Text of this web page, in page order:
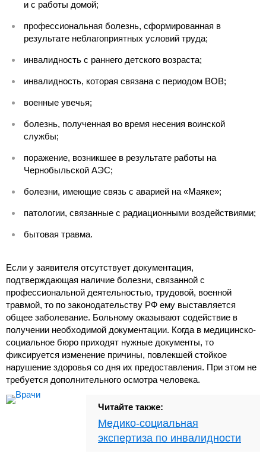
и с работы домой;
профессиональная болезнь, сформированная в
результате неблагоприятных условий труда;
инвалидность с раннего детского возраста;
инвалидность, которая связана с периодом ВОВ;
военные увечья;
болезнь, полученная во время несения воинской
службы;
поражение, возникшее в результате работы на
Чернобыльской АЭС;
болезни, имеющие связь с аварией на «Маяке»;
патологии, связанные с радиационными воздействиями;
бытовая травма.
Если у заявителя отсутствует документация,
подтверждающая наличие болезни, связанной с
профессиональной деятельностью, трудовой, военной
травмой, то по законодательству РФ ему выставляется
общее заболевание. Больному оказывают содействие в
получении необходимой документации. Когда в медицинско-
социальное бюро приходят нужные документы, то
фиксируется изменение причины, повлекшей стойкое
нарушение здоровья со дня их предоставления. При этом не
требуется дополнительного осмотра человека.
Читайте также:
Медико-социальная
экспертиза по инвалидности